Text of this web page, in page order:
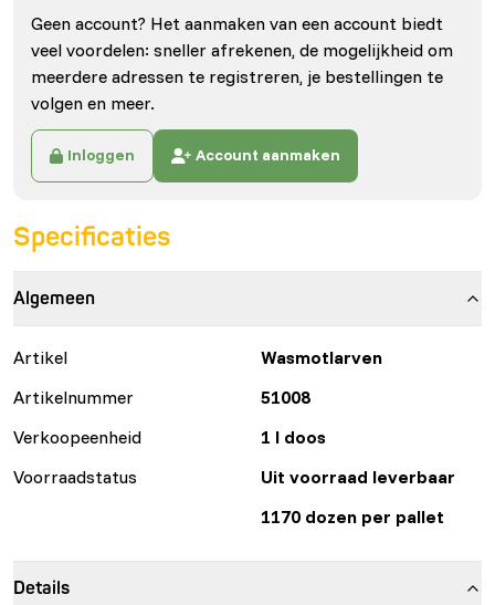
Geen account? Het aanmaken van een account biedt
veel voordelen: sneller afrekenen, de mogelijkheid om
meerdere adressen te registreren, je bestellingen te
volgen en meer.
Inloggen Account aanmaken
Specificaties
Algemeen
Artikel
Wasmotlarven
Artikelnummer
51008
Verkoopeenheid
1 l doos
Voorraadstatus
Uit voorraad leverbaar
1170 dozen per pallet
Details